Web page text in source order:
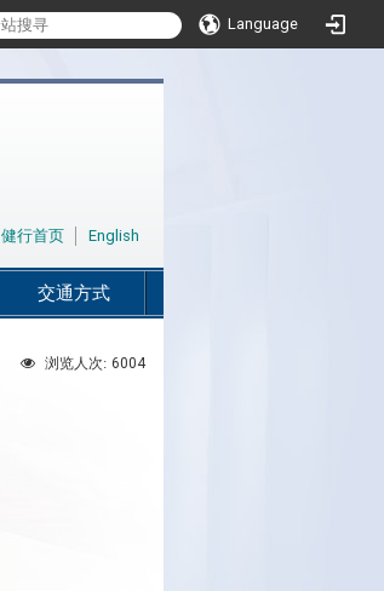
Language
健行首页 English
交通方式
浏览人次: 6004